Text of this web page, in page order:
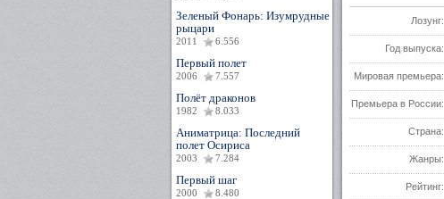
Зеленый Фонарь: Изумрудные
рыцари
2011 6.556
Первый полет
2006 7.557
Полёт драконов
1982 8.033
Аниматрица: Последний
полет Осириса
2003 7.284
Первый шаг
2000 8.480
Лозунг:
Год выпуска:
Мировая премьера:
Премьера в России:
Страна:
Жанры:
Рейтинг: